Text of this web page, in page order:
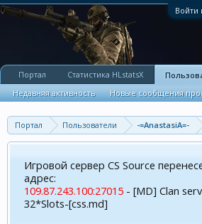
Войти
Портал Пользователи -=AnastasiA=-
Игровой сервер CS Source
адрес:
109.87.243.100:27015 - [MD] Clan
32*Slots-[css.md]
Портал Статистика HLstatsX
Недавняя активность
Новые сообщения